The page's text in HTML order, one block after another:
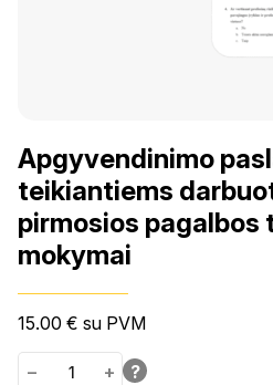
Apgyvendinimo
teikiantiems
pirmosios pagalbos
mokymai
15.00 € su PVM
− + ?